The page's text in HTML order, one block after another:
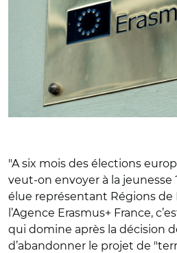
"A six mois des élections
veut-on envoyer à la jeunesse
élue représentant Régions de
l’Agence Erasmus+ France,
qui domine après la décision
d’abandonner le projet de